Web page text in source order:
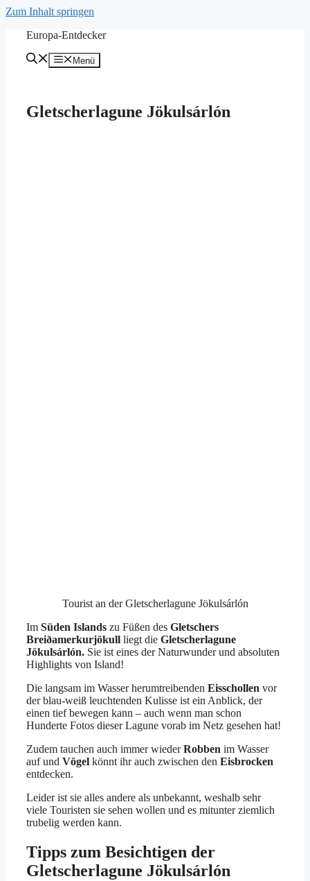
Zum Inhalt springen
Europa-Entdecker
Menü
Gletscherlagune Jökulsárlón
Tourist an der Gletscherlagune Jökulsárlón
Im Süden Islands zu Füßen des Gletschers
Breiðamerkurjökull liegt die Gletscherlagune
Jökulsárlón. Sie ist eines der Naturwunder und absoluten
Highlights von Island!
Die langsam im Wasser herumtreibenden Eisschollen vor
der blau-weiß leuchtenden Kulisse ist ein Anblick, der
einen tief bewegen kann – auch wenn man schon
Hunderte Fotos dieser Lagune vorab im Netz gesehen hat!
Zudem tauchen auch immer wiederRobben im Wasser
auf und Vögel könnt ihr auch zwischen den Eisbrocken
entdecken.
Leider ist sie alles andere als unbekannt, weshalb sehr
viele Touristen sie sehen wollen und es mitunter ziemlich
trubelig werden kann.
Tipps zum Besichtigen der
Gletscherlagune Jökulsárlón